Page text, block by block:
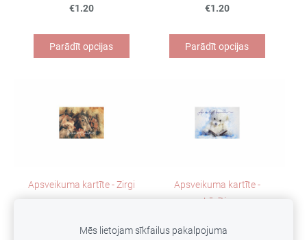
€1.20
Parādīt opcijas
€1.20
Parādīt opcijas
Apsveikuma kartīte - Zirgi
Apsveikuma kartīte -
Lācītis
Mēs lietojam sīkfailus pakalpojuma